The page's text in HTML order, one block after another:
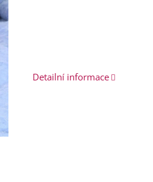
Detailní informace